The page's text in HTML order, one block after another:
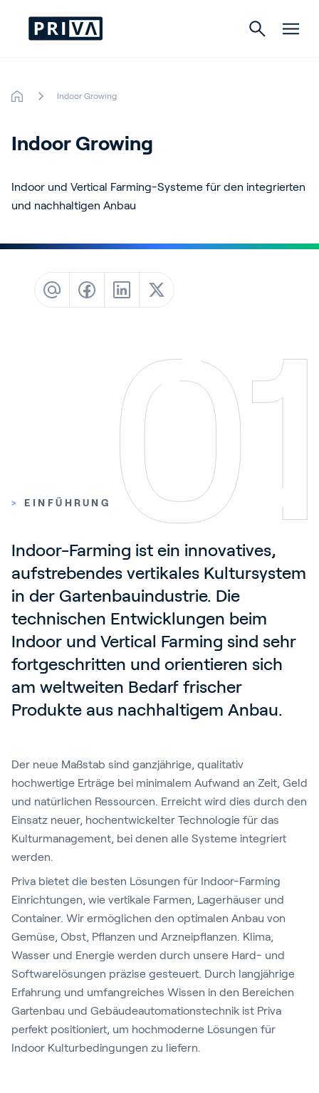
Gartenbau
Gebäude
Indoor Growing
Über Priva
Karriere
Kontact
Events
Service und Support
Academy
Indoor Growing
Indoor Growing
Indoor und Vertical Farming-Systeme für den integrierten
und nachhaltigen Anbau
> EINFÜHRUNG
Indoor-Farming ist ein innovatives,
aufstrebendes vertikales Kultursystem
in der Gartenbauindustrie. Die
technischen Entwicklungen beim
Indoor und Vertical Farming sind sehr
fortgeschritten und orientieren sich
am weltweiten Bedarf frischer
Produkte aus nachhaltigem Anbau.
Der neue Maßstab sind ganzjährige, qualitativ
hochwertige Erträge bei minimalem Aufwand an Zeit, Geld
und natürlichen Ressourcen. Erreicht wird dies durch den
Einsatz neuer, hochentwickelter Technologie für das
Kulturmanagement, bei denen alle Systeme integriert
werden.
Priva bietet die besten Lösungen für Indoor-Farming
Einrichtungen, wie vertikale Farmen, Lagerhäuser und
Container. Wir ermöglichen den optimalen Anbau von
Gemüse, Obst, Pflanzen und Arzneipflanzen. Klima,
Wasser und Energie werden durch unsere Hard- und
Softwarelösungen präzise gesteuert. Durch langjährige
Erfahrung und umfangreiches Wissen in den Bereichen
Gartenbau und Gebäudeautomationstechnik ist Priva
perfekt positioniert, um hochmoderne Lösungen für
Indoor Kulturbedingungen zu liefern.